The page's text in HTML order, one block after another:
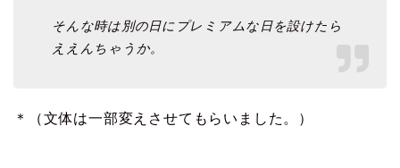
そんな時は別の日にプレミアムな日を設けたら
ええんちゃうか。
＊（文体は一部変えさせてもらいました。）